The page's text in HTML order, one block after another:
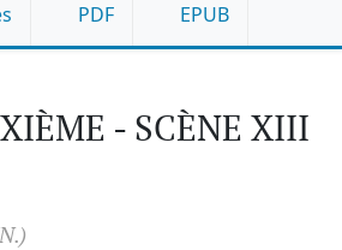
PDF EPUB
- SCÈNE XIII